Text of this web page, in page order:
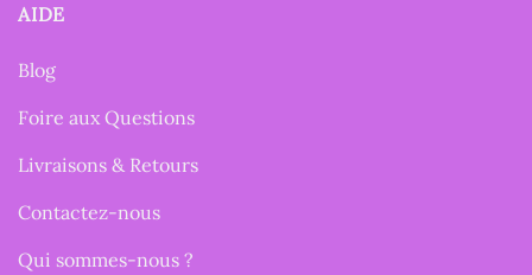
AIDE
Blog
Foire aux Questions
Livraisons & Retours
Contactez-nous
Qui sommes-nous ?